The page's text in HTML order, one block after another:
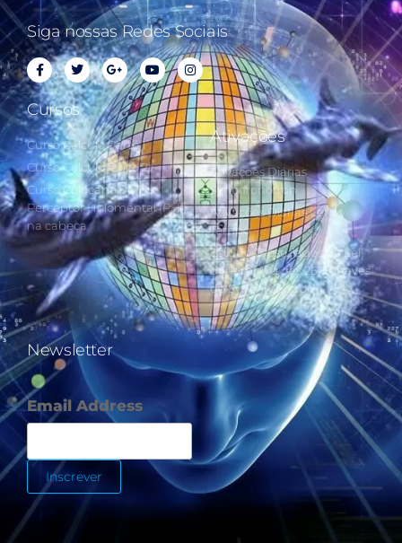
Siga nossas Redes Sociais
Cursos
Curso Cálculo Parte 1
Curso Cálculo Parte 2
Curso Colocando o
Perceptor Holomental (PH)
na cabeça
Ativações
Ativações Diárias
Synchronotron
Ativações Diárias Lei do
Tempo
Estudos Postulados da Lei
do Tempo e das 260 Chaves
do Synchronotron
Newsletter
Email Address